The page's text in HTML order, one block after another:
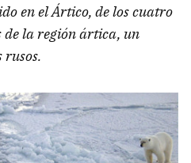
en el Ártico, de los cuatro
de la región ártica, un